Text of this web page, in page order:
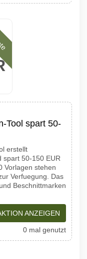
Tool spart 50-
erstellt
spart 50-150 EUR
Vorlagen stehen
Verfuegung. Das
Beschnittmarken
ANZEIGEN
0 mal genutzt